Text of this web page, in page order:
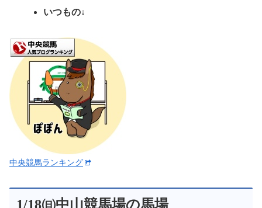
いつもの↓
中央競馬ランキング
1/18㈰中山競馬場の馬場